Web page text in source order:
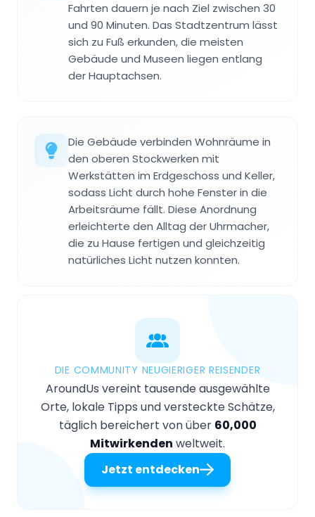
Fahrten dauern je nach Ziel zwischen 30
und 90 Minuten. Das Stadtzentrum lässt
sich zu Fuß erkunden, die meisten
Gebäude und Museen liegen entlang
der Hauptachsen.
Die Gebäude verbinden Wohnräume in
den oberen Stockwerken mit
Werkstätten im Erdgeschoss und Keller,
sodass Licht durch hohe Fenster in die
Arbeitsräume fällt. Diese Anordnung
erleichterte den Alltag der Uhrmacher,
die zu Hause fertigen und gleichzeitig
natürliches Licht nutzen konnten.
DIE COMMUNITY NEUGIERIGER REISENDER
AroundUs vereint tausende ausgewählte
Orte, lokale Tipps und versteckte Schätze,
täglich bereichert von über 60,000
Mitwirkenden weltweit.
Jetzt entdecken